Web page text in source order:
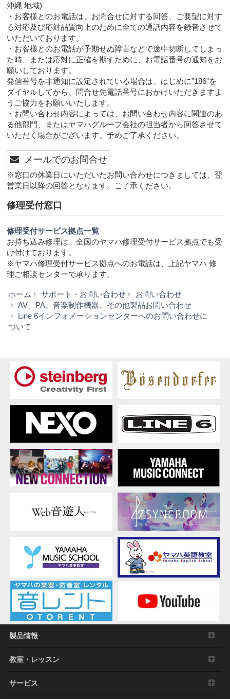
沖縄 地域)
・お客様とのお電話は、お問合せに対する回答、ご要望に対す
る対応及び応対品質向上のために全ての通話内容を録音させて
いただいております。
・お客様とのお電話が予期せぬ障害などで途中切断してしまっ
た時、または応対に正確を期すために、お電話番号の通知をお
願いしております。
発信番号を非通知に設定されている場合は、はじめに”186”を
ダイヤルしてから、問合せ先電話番号におかけいただきますよ
うご協力をお願いいたします。
・お問い合わせ内容によっては、お問い合わせ内容に関連のあ
る他部門、またはヤマハグループ会社の担当者から回答させて
いただく場合がございます。予めご了承ください。
メールでのお問合せ
※窓口の休業日にいただいたお問い合わせにつきましては、翌
営業日以降の回答となります。ご了承ください。
修理受付窓口
修理受付サービス拠点一覧
お持ち込み修理は、全国のヤマハ修理受付サービス拠点でも受
け付けております。
※ヤマハ修理受付サービス拠点へのお電話は、上記ヤマハ 修
理ご相談センターで承ります。
ホーム サポート・お問い合わせ
お問い合わせ
AV、PA、音楽制作機器、その他製品お問い合わせ
Line 6インフォメーションセンターへのお問い合わせに
ついて
メ
製品情報
教室・レッスン
サービス